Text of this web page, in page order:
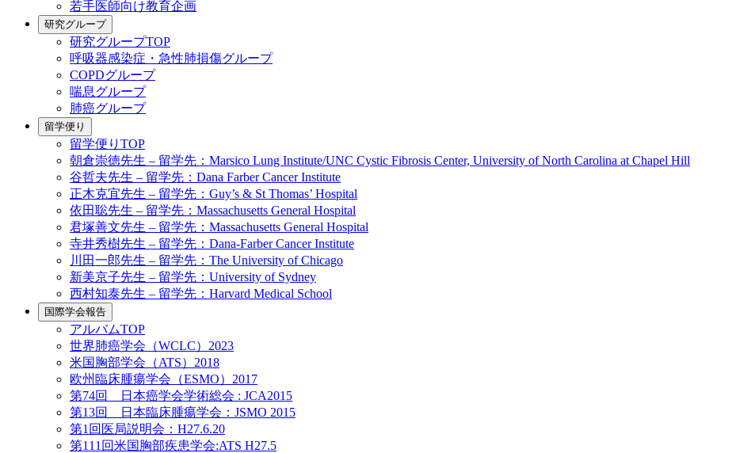
若手医師向け教育企画
研究グループ
研究グループTOP
呼吸器感染症・急性肺損傷グループ
COPDグループ
喘息グループ
肺癌グループ
留学便り
留学便りTOP
朝倉崇徳先生 – 留学先：Marsico Lung Institute/UNC Cystic Fibrosis Center, University of North Carolina at Chapel Hill
谷哲夫先生 – 留学先：Dana Farber Cancer Institute
正木克宜先生 – 留学先：Guy’s & St Thomas’ Hospital
依田聡先生 – 留学先：Massachusetts General Hospital
君塚善文先生 – 留学先：Massachusetts General Hospital
寺井秀樹先生 – 留学先：Dana-Farber Cancer Institute
川田一郎先生 – 留学先：The University of Chicago
新美京子先生 – 留学先：University of Sydney
西村知泰先生 – 留学先：Harvard Medical School
国際学会報告
アルバムTOP
世界肺癌学会（WCLC）2023
米国胸部学会（ATS）2018
欧州臨床腫瘍学会（ESMO）2017
第74回 日本癌学会学術総会 : JCA2015
第13回 日本臨床腫瘍学会：JSMO 2015
第1回医局説明会：H27.6.20
第111回米国胸部疾患学会:ATS H27.5